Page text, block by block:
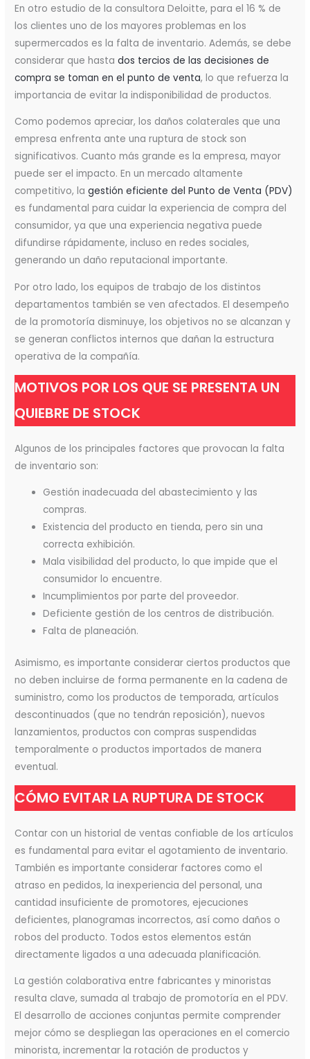
En otro estudio de la consultora Deloitte, para el 16 % de
los clientes uno de los mayores problemas en los
supermercados es la falta de inventario. Además, se debe
considerar que hastados tercios de las decisiones de
compra se toman en el punto de venta, lo que refuerza la
importancia de evitar la indisponibilidad de productos.
Como podemos apreciar, los daños colaterales que una
empresa enfrenta ante una ruptura de stock son
significativos. Cuanto más grande es la empresa, mayor
puede ser el impacto. En un mercado altamente
competitivo, lagestión eficiente del Punto de Venta (PDV)
es fundamental para cuidar la experiencia de compra del
consumidor, ya que una experiencia negativa puede
difundirse rápidamente, incluso en redes sociales,
generando un daño reputacional importante.
Por otro lado, los equipos de trabajo de los distintos
departamentos también se ven afectados. El desempeño
de la promotoría disminuye, los objetivos no se alcanzan y
se generan conflictos internos que dañan la estructura
operativa de la compañía.
MOTIVOS POR LOS QUE SE PRESENTA UN
QUIEBRE DE STOCK
Algunos de los principales factores que provocan la falta
de inventario son:
Gestión inadecuada del abastecimiento y las
compras.
Existencia del producto en tienda, pero sin una
correcta exhibición.
Mala visibilidad del producto, lo que impide que el
consumidor lo encuentre.
Incumplimientos por parte del proveedor.
Deficiente gestión de los centros de distribución.
Falta de planeación.
Asimismo, es importante considerar ciertos productos que
no deben incluirse de forma permanente en la cadena de
suministro, como los productos de temporada, artículos
descontinuados (que no tendrán reposición), nuevos
lanzamientos, productos con compras suspendidas
temporalmente o productos importados de manera
eventual.
CÓMO EVITAR LA RUPTURA DE STOCK
Contar con un historial de ventas confiable de los artículos
es fundamental para evitar el agotamiento de inventario.
También es importante considerar factores como el
atraso en pedidos, la inexperiencia del personal, una
cantidad insuficiente de promotores, ejecuciones
deficientes, planogramas incorrectos, así como daños o
robos del producto. Todos estos elementos están
directamente ligados a una adecuada planificación.
La gestión colaborativa entre fabricantes y minoristas
resulta clave, sumada al trabajo de promotoría en el PDV.
El desarrollo de acciones conjuntas permite comprender
mejor cómo se despliegan las operaciones en el comercio
minorista, incrementar la rotación de productos y